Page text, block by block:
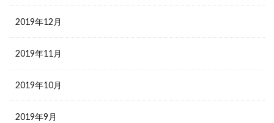
2019年12月
2019年11月
2019年10月
2019年9月